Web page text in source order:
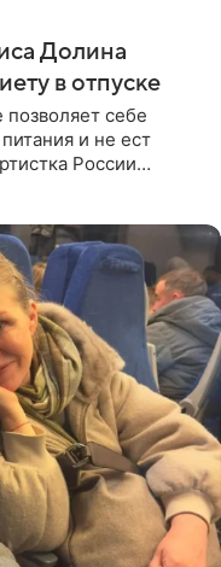
Долина
в отпуске
себе
и не ест
России